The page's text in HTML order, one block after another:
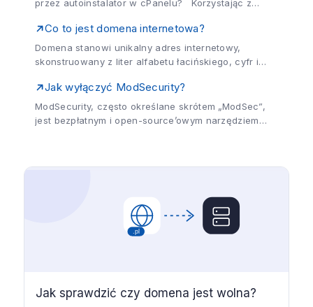
przez autoinstalator w cPanelu? Korzystając z
wygodnego narzędzia, jakim jest Autoinstalator. Jest
to aplikacja, która znacznie...
Co to jest domena internetowa?
Domena stanowi unikalny adres internetowy,
skonstruowany z liter alfabetu łacińskiego, cyfr i
używana do lokalizowania stron internetowych w
przeglądarkach (pozwala na wyświetlenie...
Jak wyłączyć ModSecurity?
ModSecurity, często określane skrótem „ModSec”,
jest bezpłatnym i open-source’owym narzędziem
Jak sprawdzić czy domena jest wolna?